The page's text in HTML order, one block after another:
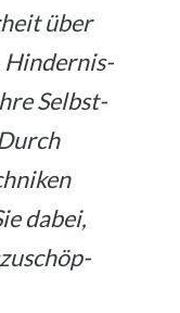
über
Hin­der­nis­
Selbst­
dabei,